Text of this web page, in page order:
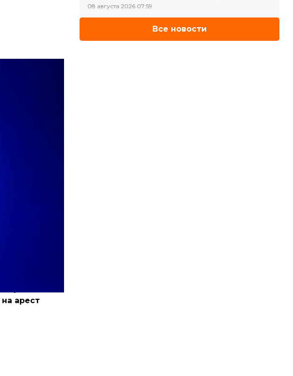
отдал
жёг,
за
для
россиян
арест
08 августа 2026 07:59
Все новости